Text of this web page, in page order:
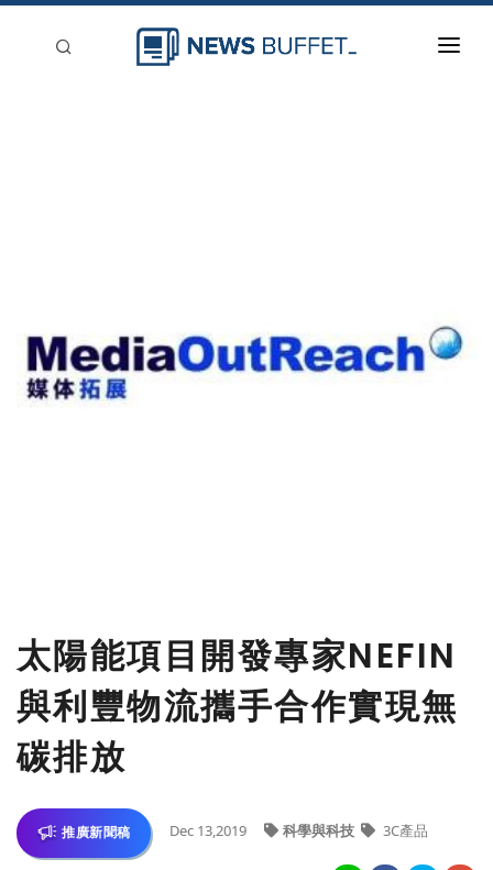
太陽能項目開發專家NEFIN
與利豐物流攜手合作實現無
碳排放
推廣新聞稿 Dec 13,2019 科學與科技 3C產品